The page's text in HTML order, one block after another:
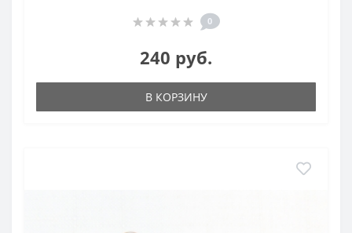
0
240 руб.
В КОРЗИНУ